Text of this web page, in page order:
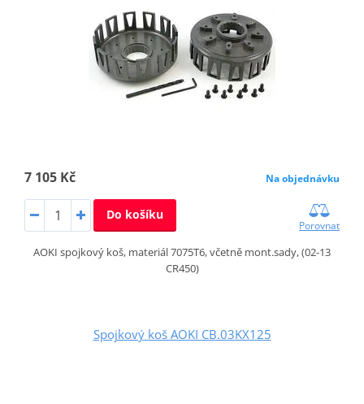
7 105 Kč Na objednávku
Do košíku
Porovnat
AOKI spojkový koš, materiál 7075T6, včetně mont.sady, (02-13
CR450)
Spojkový koš AOKI CB.03KX125